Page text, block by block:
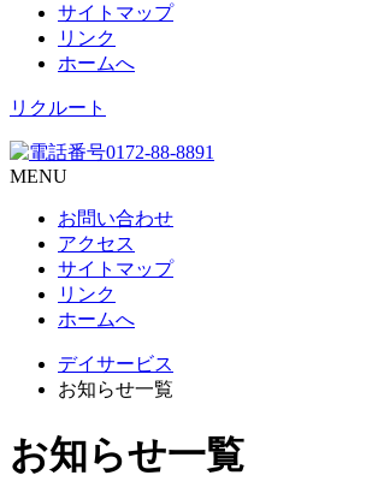
サイトマップ
リンク
ホームへ
リクルート
MENU
お問い合わせ
アクセス
サイトマップ
リンク
ホームへ
デイサービス
お知らせ一覧
お知らせ一覧